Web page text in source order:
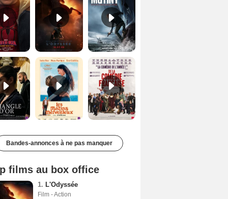
Les Matins merveilleux Bande-annonce VF De la Comédie-Française Teaser VF
Bandes-annonces à ne pas manquer
films au box office
1. L'Odyssée
Film - Action